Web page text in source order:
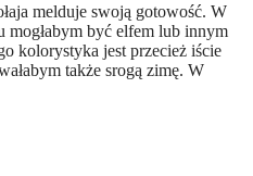
melduje swoją gotowość. W
mogłabym być elfem lub innym
kolorystyka jest przecież iście
także srogą zimę. W